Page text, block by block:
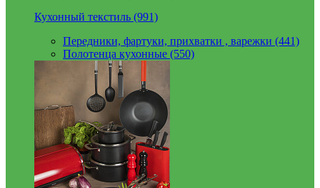
Кухонный текстиль (991)
Передники, фартуки, прихватки , варежки (441)
Полотенца кухонные (550)